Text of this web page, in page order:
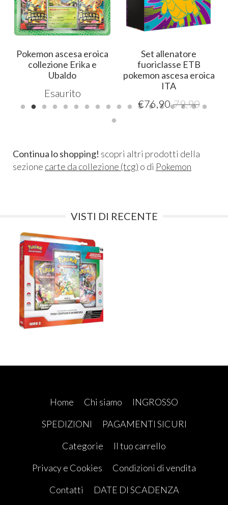
Pokemon ascesa eroica
collezione Erika e
Ubaldo
Esaurito
Set allenatore
fuoriclasse ETB
pokemon ascesa eroica
ITA
€76,90 79,90
Continua lo shopping! scopri altri prodotti della
sezione carte da collezione (tcg) o di Pokemon
VISTI DI RECENTE
Home Chi siamo
INGROSSO
SPEDIZIONI
PAGAMENTI SICURI
Categorie
Il tuo carrello
Privacy e Cookies
Condizioni di vendita
Contatti
DATE DI SCADENZA